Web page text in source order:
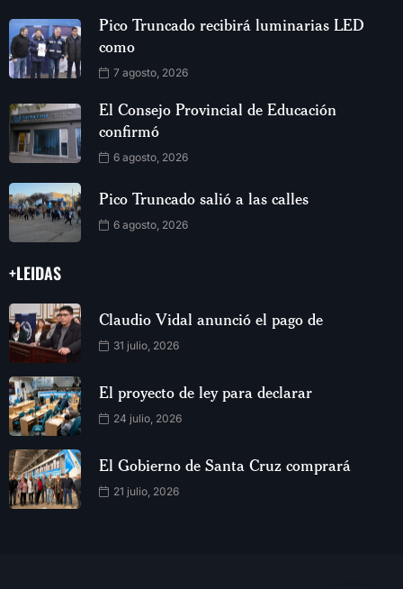
Pico Truncado recibirá luminarias LED
como
7 agosto, 2026
El Consejo Provincial de Educación
confirmó
6 agosto, 2026
Pico Truncado salió a las calles
6 agosto, 2026
+LEIDAS
Claudio Vidal anunció el pago de
31 julio, 2026
El proyecto de ley para declarar
24 julio, 2026
El Gobierno de Santa Cruz comprará
21 julio, 2026